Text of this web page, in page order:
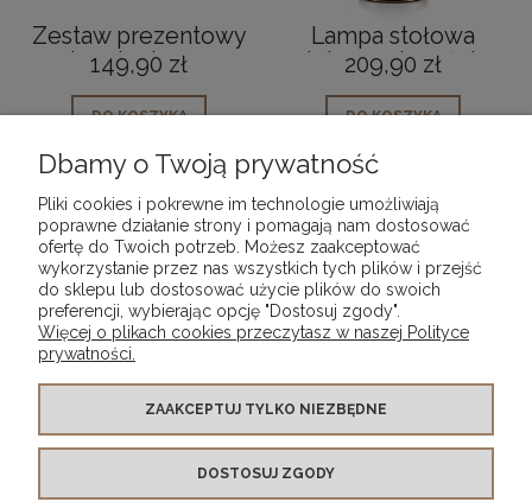
Zestaw prezentowy
kominek + 12
Apres Ski Yankee
149,90 zł
DO KOSZYKA
Lampa stołowa
dekoracyjna złota
209,90 zł
DO KOSZYKA
POMOC
MOJE KONTO
PŁATNOŚCI I DOSTAWA
INFORMACJE
Dbamy o Twoją prywatność
Pliki cookies i pokrewne im technologie umożliwiają
poprawne działanie strony i pomagają nam dostosować
ofertę do Twoich potrzeb. Możesz zaakceptować
wykorzystanie przez nas wszystkich tych plików i przejść
do sklepu lub dostosować użycie plików do swoich
preferencji, wybierając opcję "Dostosuj zgody".
Więcej o plikach cookies przeczytasz w naszej Polityce
prywatności.
ZAAKCEPTUJ TYLKO NIEZBĘDNE
DOSTOSUJ ZGODY